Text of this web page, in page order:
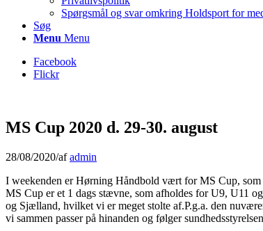
Spørgsmål og svar omkring Holdsport for
Søg
Menu Menu
Facebook
Flickr
MS Cup 2020 d. 29-30. august
28/08/2020/afadmin
I weekenden er Hørning Håndbold vært for MS Cup,
MS Cup er et 1 dags stævne, som afholdes for U9, U11
og Sjælland, hvilket vi er meget stolte af.P.g.a. den
vi sammen passer på hinanden og følger